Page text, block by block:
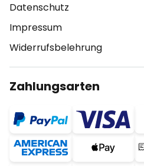
Datenschutz
Impressum
Widerrufsbelehrung
Zahlungsarten